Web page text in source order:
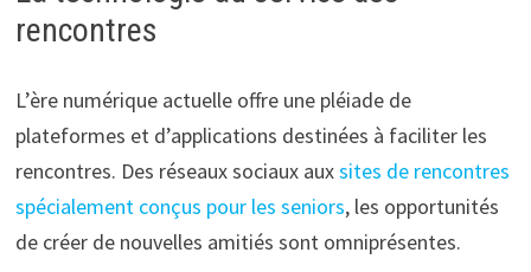
rencontres
L’ère numérique actuelle offre une pléiade de
plateformes et d’applications destinées à faciliter les
rencontres. Des réseaux sociaux auxsites de rencontres
spécialement conçus pour les seniors, les opportunités
de créer de nouvelles amitiés sont omniprésentes.